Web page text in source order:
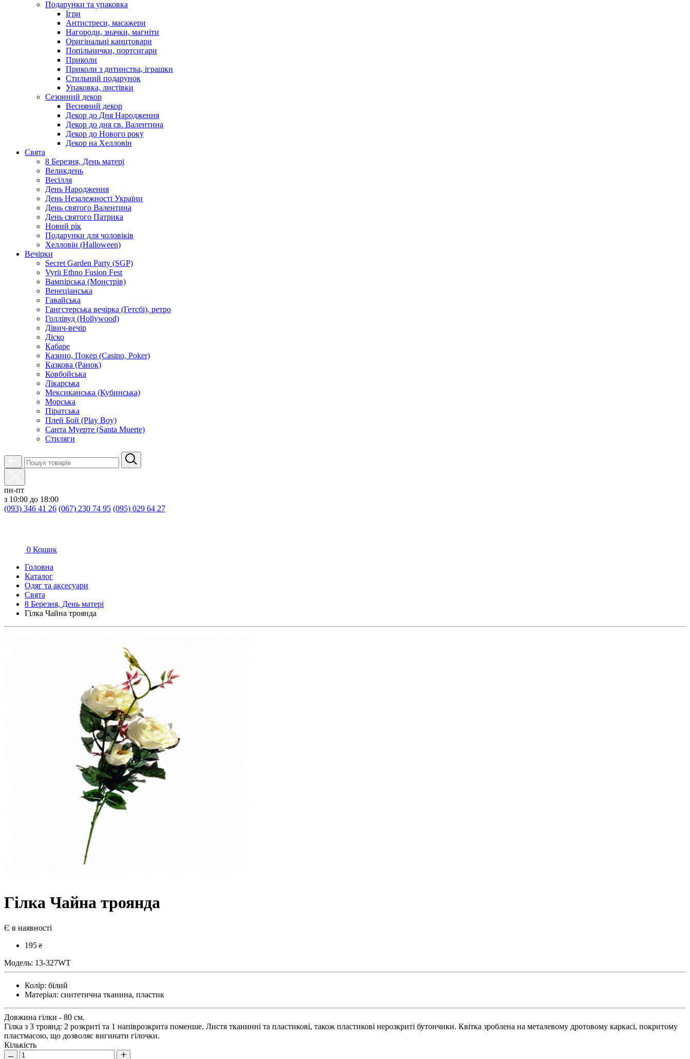
Подарунки та упаковка
Ігри
Антистреси, масажери
Нагороди, значки, магніти
Оригінальні канцтовари
Попільнички, портсигари
Приколи
Приколи з дитинства, іграшки
Стильний подарунок
Упаковка, листівки
Сезонний декор
Весняний декор
Декор до Дня Народження
Декор до дня св. Валентина
Декор до Нового року
Декор на Хелловін
Свята
8 Березня, День матері
Великдень
Весілля
День Народження
День Незалежності України
День святого Валентина
День святого Патрика
Новий рік
Подарунки для чоловіків
Хелловін (Halloween)
Вечірки
Secret Garden Party (SGP)
Vyrii Ethno Fusion Fest
Вампірська (Монстрів)
Венеціанська
Гавайська
Гангстерська вечірка (Гетсбі), ретро
Голлівуд (Hollywood)
Дівич-вечір
Діско
Кабаре
Казино, Покер (Casino, Poker)
Казкова (Ранок)
Ковбойська
Лікарська
Мексиканська (Кубинська)
Морська
Піратська
Плей Бой (Play Boy)
Санта Муерте (Santa Muerte)
Стиляги
пн-пт
з 10:00 до 18:00
(093) 346 41 26 (067) 230 74 95 (095) 029 64 27
0 Кошик
Головна
Каталог
Oдяг та аксесуари
Свята
8 Березня, День матері
Гілка Чайна троянда
Гілка Чайна троянда
Є в наявності
195 ₴
Модель: 13-327WT
Колір: білий
Матеріал: синтетична тканина, пластик
Довжина гілки - 80 см.
Гілка з 3 троянд: 2 розкриті та 1 напіврозкрита поменше. Листя тканинні та пластикові, також пластикові нерозкриті бутончики. Квітка зроблена на металевому дротовому каркасі, покритому
пластмасою, що дозволяє вигинати гілочки.
Кількість